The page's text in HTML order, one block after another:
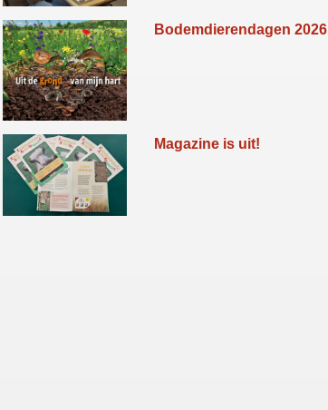
Bodemdierendagen 2026
Magazine is uit!